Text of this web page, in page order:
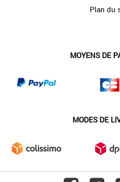
Plan du
MOYENS DE
MODES DE